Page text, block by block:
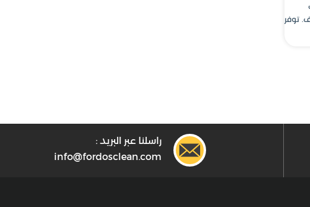
توفر
راسلنا عبر البريد :
info@fordosclean.com